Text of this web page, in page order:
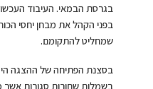
בגרסת הבמאי. העיבוד
בפני הקהל את מבחן יחסי
שמחליט להתקומם.
בשמלות שחורות סגורות אשר